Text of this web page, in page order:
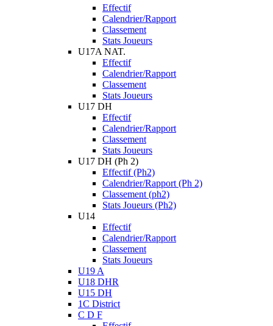
Effectif
Calendrier/Rapport
Classement
Stats Joueurs
U17A NAT.
Effectif
Calendrier/Rapport
Classement
Stats Joueurs
U17 DH
Effectif
Calendrier/Rapport
Classement
Stats Joueurs
U17 DH (Ph 2)
Effectif (Ph2)
Calendrier/Rapport (Ph 2)
Classement (ph2)
Stats Joueurs (Ph2)
U14
Effectif
Calendrier/Rapport
Classement
Stats Joueurs
U19 A
U18 DHR
U15 DH
1C District
C D F